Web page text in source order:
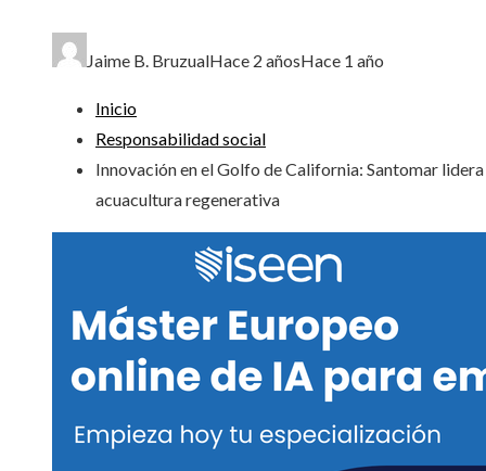
Jaime B. BruzualHace 2 añosHace 1 año
Inicio
Responsabilidad social
Innovación en el Golfo de California: Santomar
acuacultura regenerativa